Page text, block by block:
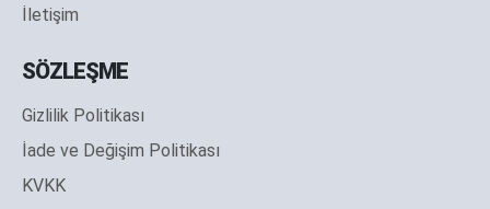
İletişim
SÖZLEŞME
Gizlilik Politikası
İade ve Değişim Politikası
KVKK